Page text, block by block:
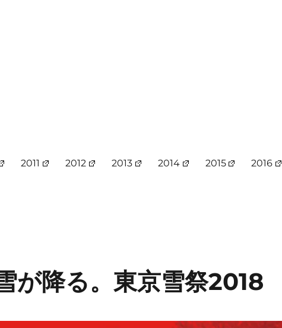
2011 2012 2013 2014 2015 2016
が降る。東京雪祭2018